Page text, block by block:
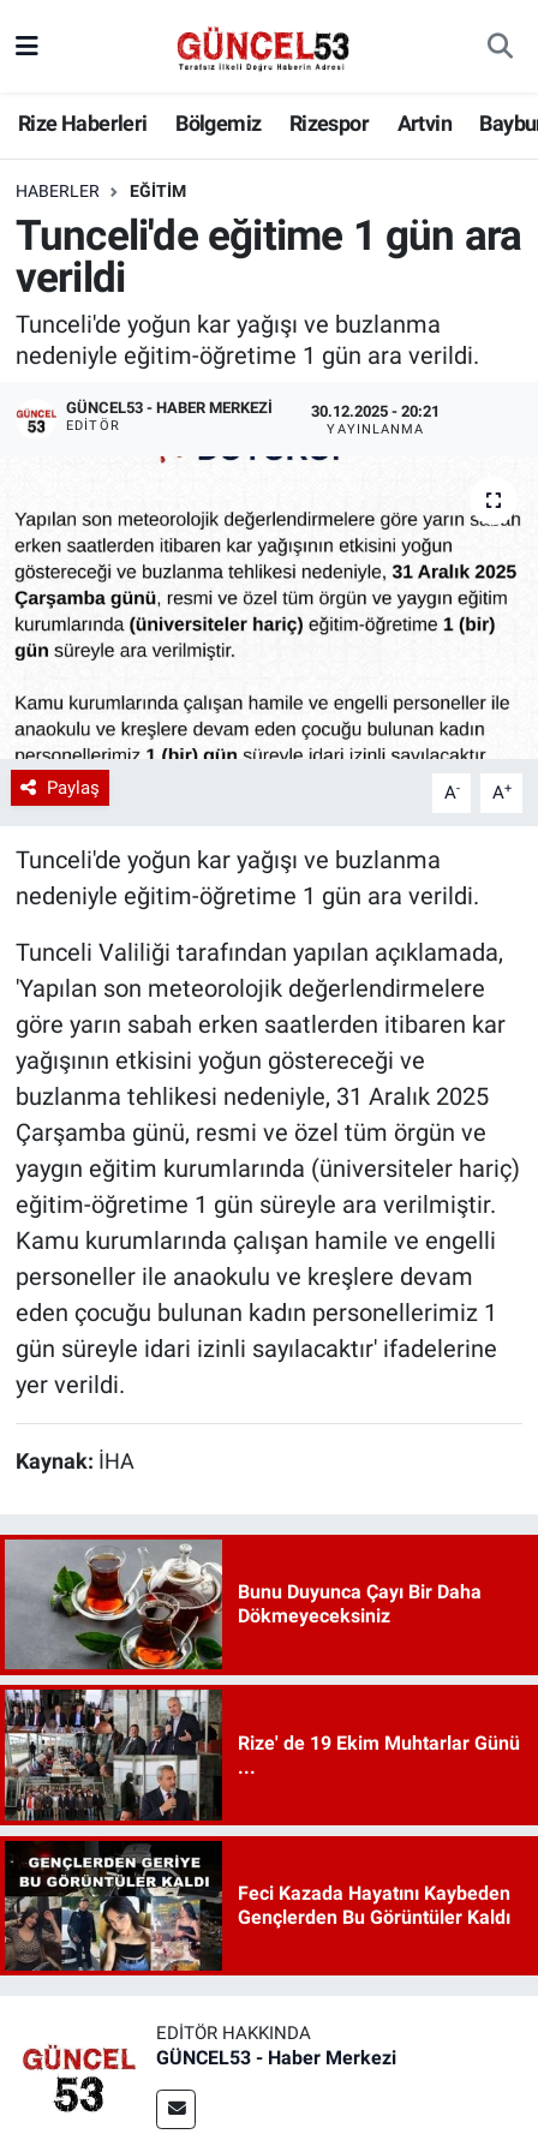
Rize Haberleri Bölgemiz Rizespor Artvin
HABERLER EĞITIM
Tunceli'de eğitime 1 gün ara
verildi
Tunceli'de yoğun kar yağışı ve buzlanma
nedeniyle eğitim-öğretime 1 gün ara verildi.
GÜNCEL53 - HABER MERKEZI
EDITÖR
30.12.2025 - 20:21
YAYINLANMA
Paylaş A- A+
Tunceli'de yoğun kar yağışı ve buzlanma
nedeniyle eğitim-öğretime 1 gün ara verildi.
Tunceli Valiliği tarafından yapılan açıklamada,
'Yapılan son meteorolojik değerlendirmelere
göre yarın sabah erken saatlerden itibaren kar
yağışının etkisini yoğun göstereceği ve
buzlanma tehlikesi nedeniyle, 31 Aralık 2025
Çarşamba günü, resmi ve özel tüm örgün ve
yaygın eğitim kurumlarında (üniversiteler hariç)
eğitim-öğretime 1 gün süreyle ara verilmiştir.
Kamu kurumlarında çalışan hamile ve engelli
personeller ile anaokulu ve kreşlere devam
eden çocuğu bulunan kadın personellerimiz 1
gün süreyle idari izinli sayılacaktır' ifadelerine
yer verildi.
Kaynak: İHA
Bunu Duyunca Çayı Bir Daha
Dökmeyeceksiniz
Rize' de 19 Ekim Muhtarlar Günü
...
Feci Kazada Hayatını Kaybeden
Gençlerden Bu Görüntüler Kaldı
EDITÖR HAKKINDA
GÜNCEL53 - Haber Merkezi